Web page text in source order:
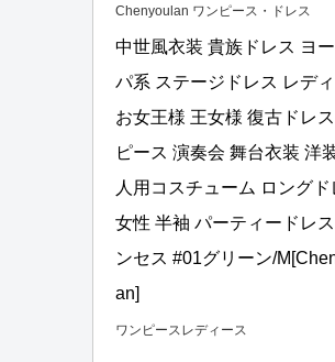
Chenyoulan ワンピース・ドレス
中世風衣装 貴族ドレス ヨ
パ系 ステージドレス レデ
お女王様 王女様 復古ドレ
ピース 演奏会 舞台衣装 洋
人用コスチューム ロングド
女性 半袖 パーティードレス
ンセス #01グリーン/
an]
ワンピースレディース